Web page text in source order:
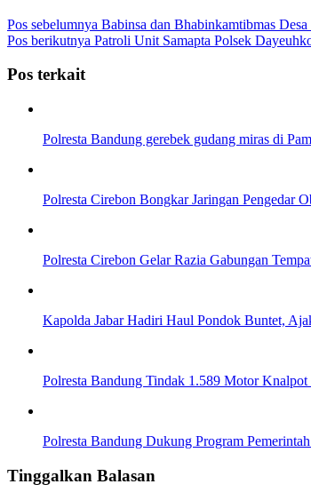
Pos sebelumnya Babinsa dan Bhabinkamtibmas
Pos berikutnya Patroli Unit Samapta Polsek
Pos terkait
Polresta Bandung gerebek gudang miras di
Polresta Cirebon Bongkar Jaringan Pengedar
Polresta Cirebon Gelar Razia Gabungan
Kapolda Jabar Hadiri Haul Pondok Buntet,
Polresta Bandung Tindak 1.589 Motor Knalpot
Polresta Bandung Dukung Program
Tinggalkan Balasan